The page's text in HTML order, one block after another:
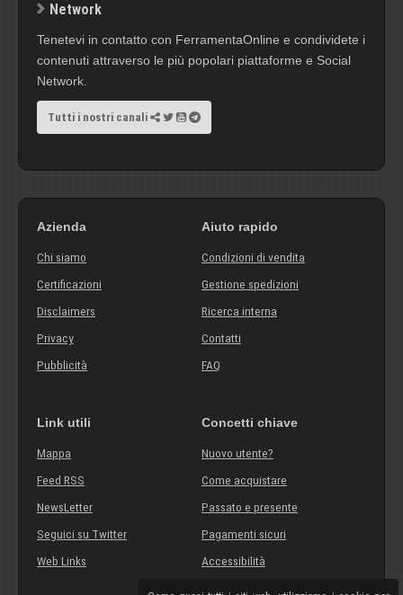
Network
Tenetevi in contatto con FerramentaOnline e condividete i
contenuti attraverso le più popolari piattaforme e Social
Network.
Tutti i nostri canali
Azienda
Chi siamo
Certificazioni
Disclaimers
Privacy
Pubblicità
Aiuto rapido
Condizioni di vendita
Gestione spedizioni
Ricerca interna
Contatti
FAQ
Link utili
Mappa
Feed RSS
NewsLetter
Seguici su Twitter
Web Links
Concetti chiave
Nuovo utente?
Come acquistare
Passato e presente
Pagamenti sicuri
Accessibilità